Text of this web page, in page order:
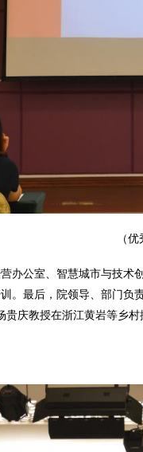
（
办公室、智慧城市与技
。最后，院领导、部门
贵庆教授在浙江黄岩等乡村